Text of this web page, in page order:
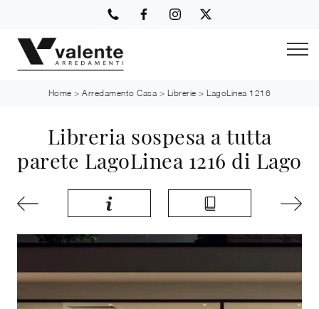
Home >Arredamento Casa > Librerie >LagoLinea 1216
Libreria sospesa a tutta
parete LagoLinea 1216 di Lago